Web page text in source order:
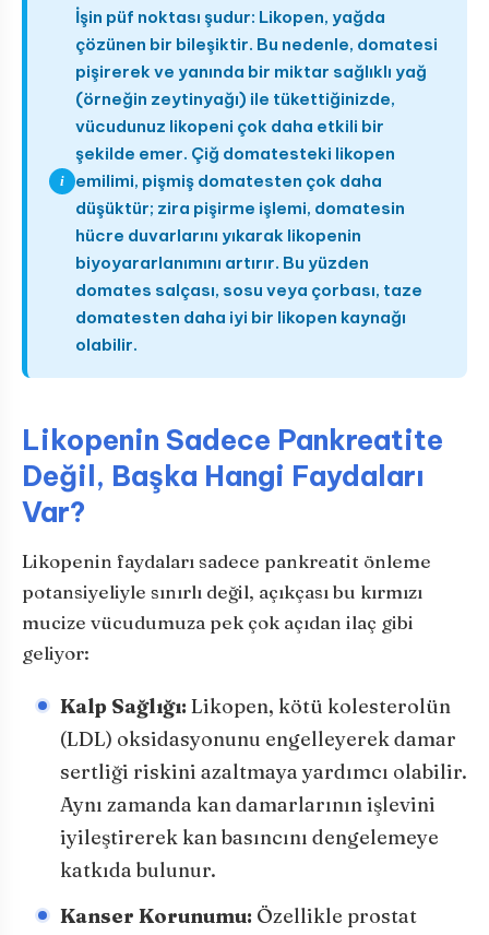
i
İşin püf noktası şudur: Likopen, yağda
çözünen bir bileşiktir. Bu nedenle, domatesi
pişirerek ve yanında bir miktar sağlıklı yağ
(örneğin zeytinyağı) ile tükettiğinizde,
vücudunuz likopeni çok daha etkili bir
şekilde emer. Çiğ domatesteki likopen
emilimi, pişmiş domatesten çok daha
düşüktür; zira pişirme işlemi, domatesin
hücre duvarlarını yıkarak likopenin
biyoyararlanımını artırır. Bu yüzden
domates salçası, sosu veya çorbası, taze
domatesten daha iyi bir likopen kaynağı
olabilir.
Likopenin Sadece Pankreatite
Değil, Başka Hangi Faydaları
Var?
Likopenin faydaları sadece pankreatit önleme
potansiyeliyle sınırlı değil, açıkçası bu kırmızı
mucize vücudumuza pek çok açıdan ilaç gibi
geliyor:
Kalp Sağlığı: Likopen, kötü kolesterolün
(LDL) oksidasyonunu engelleyerek damar
sertliği riskini azaltmaya yardımcı olabilir.
Aynı zamanda kan damarlarının işlevini
iyileştirerek kan basıncını dengelemeye
katkıda bulunur.
Kanser Korunumu: Özellikle prostat